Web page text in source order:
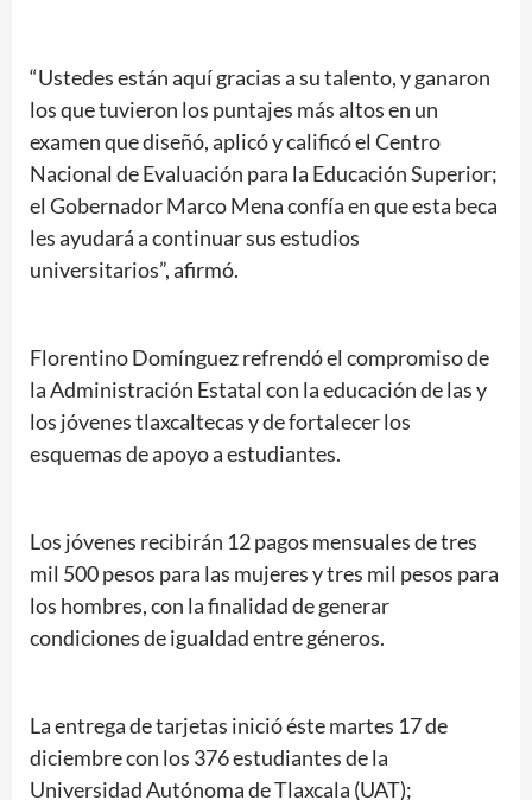
“Ustedes están aquí gracias a su talento, y ganaron
los que tuvieron los puntajes más altos en un
examen que diseñó, aplicó y calificó el Centro
Nacional de Evaluación para la Educación Superior;
el Gobernador Marco Mena confía en que esta beca
les ayudará a continuar sus estudios
universitarios”, afirmó.
Florentino Domínguez refrendó el compromiso de
la Administración Estatal con la educación de las y
los jóvenes tlaxcaltecas y de fortalecer los
esquemas de apoyo a estudiantes.
Los jóvenes recibirán 12 pagos mensuales de tres
mil 500 pesos para las mujeres y tres mil pesos para
los hombres, con la finalidad de generar
condiciones de igualdad entre géneros.
La entrega de tarjetas inició éste martes 17 de
diciembre con los 376 estudiantes de la
Universidad Autónoma de Tlaxcala (UAT);